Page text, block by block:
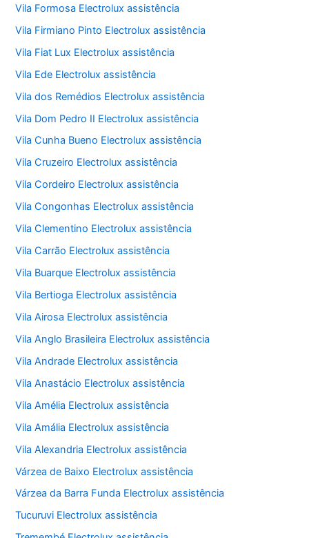
Vila Formosa Electrolux assistência
Vila Firmiano Pinto Electrolux assistência
Vila Fiat Lux Electrolux assistência
Vila Ede Electrolux assistência
Vila dos Remédios Electrolux assistência
Vila Dom Pedro II Electrolux assistência
Vila Cunha Bueno Electrolux assistência
Vila Cruzeiro Electrolux assistência
Vila Cordeiro Electrolux assistência
Vila Congonhas Electrolux assistência
Vila Clementino Electrolux assistência
Vila Carrão Electrolux assistência
Vila Buarque Electrolux assistência
Vila Bertioga Electrolux assistência
Vila Airosa Electrolux assistência
Vila Anglo Brasileira Electrolux assistência
Vila Andrade Electrolux assistência
Vila Anastácio Electrolux assistência
Vila Amélia Electrolux assistência
Vila Amália Electrolux assistência
Vila Alexandria Electrolux assistência
Várzea de Baixo Electrolux assistência
Várzea da Barra Funda Electrolux assistência
Tucuruvi Electrolux assistência